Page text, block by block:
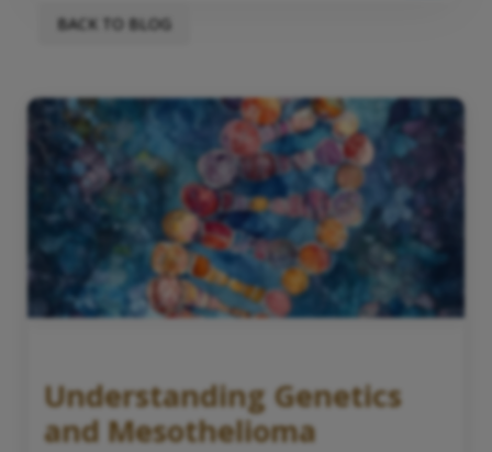
BACK TO BLOG
Understanding Genetics
and Mesothelioma